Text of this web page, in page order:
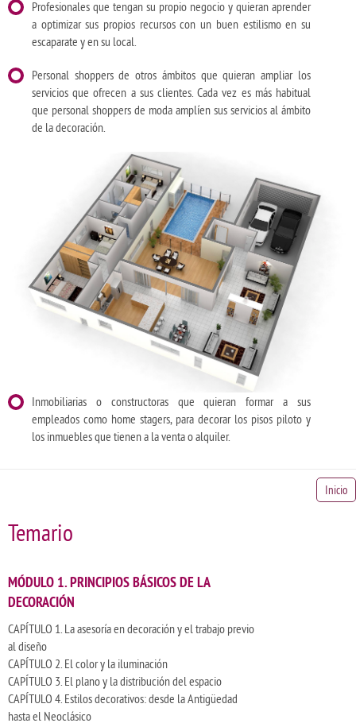
Profesionales que tengan su propio negocio y quieran aprender
a optimizar sus propios recursos con un buen estilismo en su
escaparate y en su local.
Personal shoppers de otros ámbitos que quieran ampliar los
servicios que ofrecen a sus clientes. Cada vez es más habitual
que personal shoppers de moda amplíen sus servicios al ámbito
de la decoración.
Inmobiliarias o constructoras que quieran formar a sus
empleados como home stagers, para decorar los pisos piloto y
los inmuebles que tienen a la venta o alquiler.
Inicio
Temario
MÓDULO 1. PRINCIPIOS BÁSICOS DE LA
DECORACIÓN
CAPÍTULO 1. La asesoría en decoración y el trabajo previo
al diseño
CAPÍTULO 2. El color y la iluminación
CAPÍTULO 3. El plano y la distribución del espacio
CAPÍTULO 4. Estilos decorativos: desde la Antigüedad
hasta el Neoclásico